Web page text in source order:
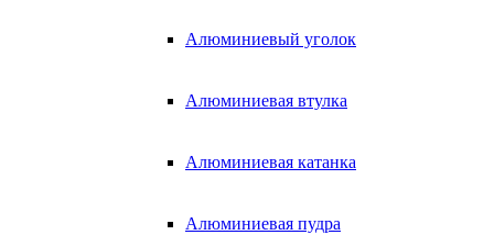
Алюминиевый уголок
Алюминиевая втулка
Алюминиевая катанка
Алюминиевая пудра